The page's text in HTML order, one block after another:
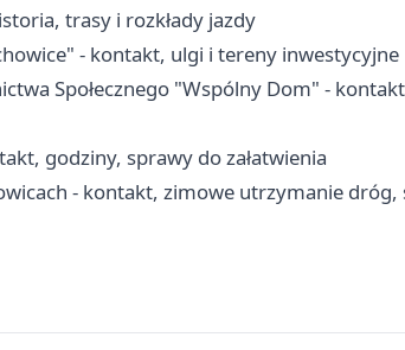
trasy i rozkłady jazdy
- kontakt, ulgi i tereny inwestycyjne
Społecznego "Wspólny Dom" -
godziny, sprawy do załatwienia
- kontakt, zimowe utrzymanie dróg,